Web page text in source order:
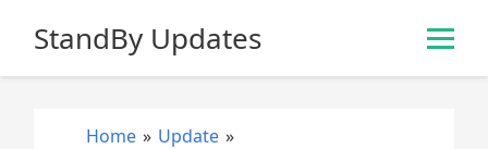
StandBy Updates
Home » Update »